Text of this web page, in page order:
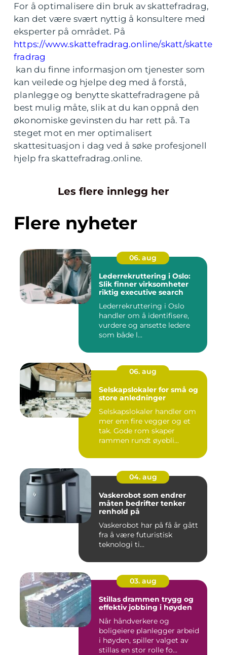
For å optimalisere din bruk av skattefradrag,
kan det være svært nyttig å konsultere med
eksperter på området. På
https://www.skattefradrag.online/skatt/skatte
fradrag
kan du finne informasjon om tjenester som
kan veilede og hjelpe deg med å forstå,
planlegge og benytte skattefradragene på
best mulig måte, slik at du kan oppnå den
økonomiske gevinsten du har rett på. Ta
steget mot en mer optimalisert
skattesituasjon i dag ved å søke profesjonell
hjelp fra skattefradrag.online.
Les flere innlegg her
Flere nyheter
06. aug
Lederrekruttering i Oslo:
Slik finner virksomheter
riktig executive search
Lederrekruttering i Oslo
handler om å identifisere,
vurdere og ansette ledere
som både l...
06. aug
Selskapslokaler for små og
store anledninger
Selskapslokaler handler om
mer enn fire vegger og et
tak. Gode rom skaper
rammen rundt øyebli...
04. aug
Vaskerobot som endrer
måten bedrifter tenker
renhold på
Vaskerobot har på få år gått
fra å være futuristisk
teknologi ti...
03. aug
Stillas drammen trygg og
effektiv jobbing i høyden
Når håndverkere og
boligeiere planlegger arbeid
i høyden, spiller valget av
stillas en stor rolle fo...